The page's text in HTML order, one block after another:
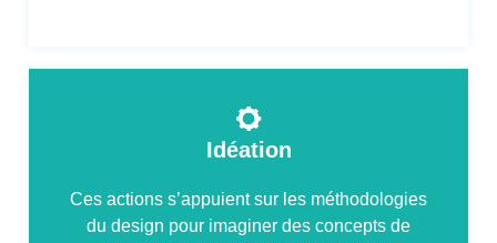
Idéation
Ces actions s’appuient sur les méthodologies
du design pour imaginer des concepts de